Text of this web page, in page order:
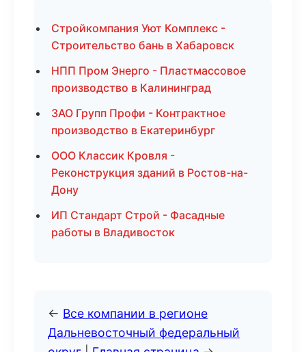
Стройкомпания Уют Комплекс -
Строительство бань в Хабаровск
НПП Пром Энерго - Пластмассовое
производство в Калининград
ЗАО Групп Профи - Контрактное
производство в Екатеринбург
ООО Классик Кровля -
Реконструкция зданий в Ростов-на-
Дону
ИП Стандарт Строй - Фасадные
работы в Владивосток
← Все компании в регионе
Дальневосточный федеральный